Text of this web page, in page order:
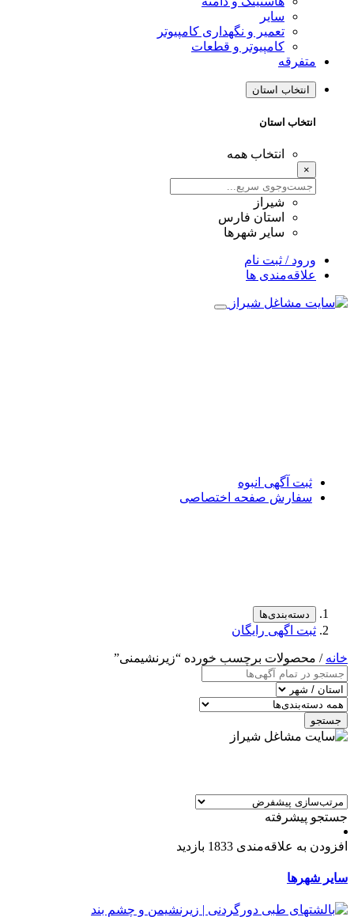
سایر
تعمیر و نگهداری کامپیوتر
کامپیوتر و قطعات
متفرقه
انتخاب استان
انتخاب استان
انتخاب همه
×
شیراز
استان فارس
سایر شهرها
ورود / ثبت نام
علاقه‌مندی ها
ثبت آگهی انبوه
سفارش صفحه اختصاصی
دسته‌بندی‌ها
ثبت اگهی رایگان
خانه / محصولات برچسب خورده “زیرنشیمنی”
جستجو
جستجو پیشرفته
افزودن به علاقه‌مندی 1833 بازدید
سایر شهرها